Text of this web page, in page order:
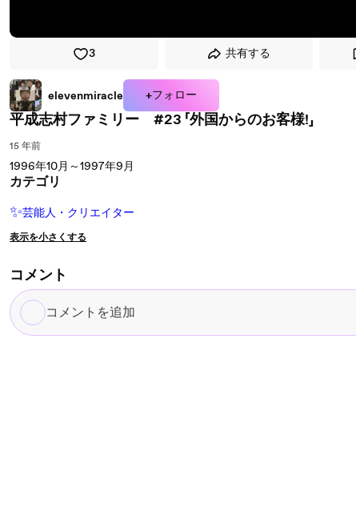
3 共有する
elevenmiracle +フォロー
平成志村ファミリー #23 「外国からのお客様!」
15 年前
1996年10月～1997年9月
カテゴリ
✨芸能人・クリエイター
表示を小さくする
コメント
コ
メ